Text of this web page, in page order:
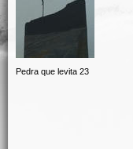
Pedra que levita 23